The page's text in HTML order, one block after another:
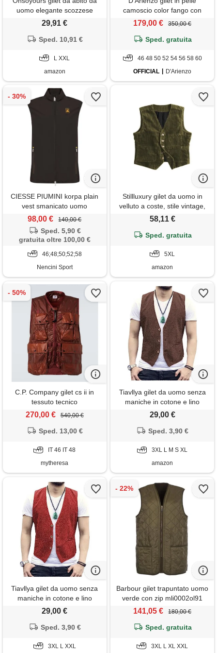
uomo elegante scozzese
tweed slim fit panciotto casual
per groomsmen da sposa h
29,91 €
Sped. 10,91 €
L XXL
amazon
camoscio color fango con
bottoni D'Arienzo
179,00 € 350,00 €
Sped. gratuita
46 48 50 52 54 56 58 60
OFFICIAL
D'Arienzo
CIESSE PIUMINI korpa plain
vest smanicato uomo
98,00 € 140,00 €
Sped. 5,90 €
gratuita oltre 100,00 €
46;48;50;52;58
Nencini Sport
Stillluxury gilet da uomo in
velluto a coste, stile vintage,
da caccia, senza maniche,
casual, verde oliva, 5xl
58,11 €
Sped. gratuita
5XL
amazon
C.P. Company gilet cs ii in
tessuto tecnico
270,00 € 540,00 €
Sped. 13,00 €
IT 46 IT 48
mytheresa
Tiavllya gilet da uomo senza
maniche in cotone e lino
casual gilet da spiaggia estivo
bottoni（xxxl, caffè）
29,00 €
Sped. 3,90 €
3XL L M S XL
amazon
Tiavllya gilet da uomo senza
maniche in cotone e lino
casual gilet da spiaggia estivo
bottoni（xxxl, rosso）
29,00 €
Sped. 3,90 €
3XL L XXL
Barbour gilet trapuntato uomo
verde con zip mli0002ol91
verde xl
141,05 € 180,00 €
Sped. gratuita
3XL L XL XXL